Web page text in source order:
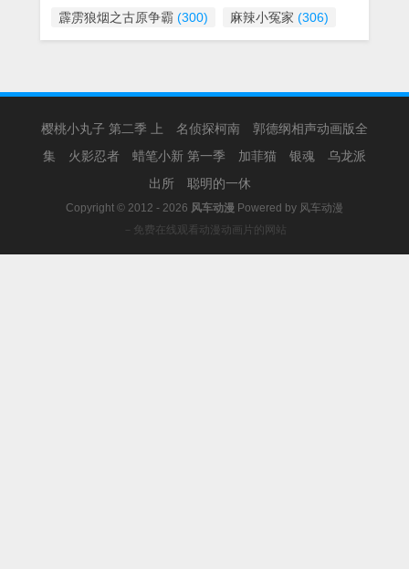
霹雳狼烟之古原争霸 (300) 麻辣小冤家 (306)
樱桃小丸子 第二季 上 名侦探柯南
郭德纲相声动画版全
集
火影忍者 蜡笔小新 第一季 加菲猫 银魂
乌龙派
出所
聪明的一休
Copyright © 2012 - 2026 风车动漫 Powered by 风车动漫
－免费在线观看动漫动画片的网站